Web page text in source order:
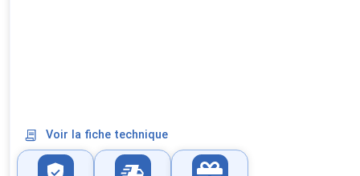
Voir la fiche technique